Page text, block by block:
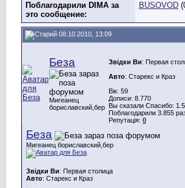
Поблагодарили DIMA за
это сообщение:
BUSOVOD
08.10.2010, 13:09
Беза
Мигеанец
бориславский,бер
Звідки Ви: Первая
Авто: Старекс и Краз
Вік: 59
Дописи: 8.770
Вы сказали Спасибо:
Поблагодарили 3.855
Репутація: 0
Беза
Мигеанец бориславский,бер
Звідки Ви: Первая столица
Авто: Старекс и Краз